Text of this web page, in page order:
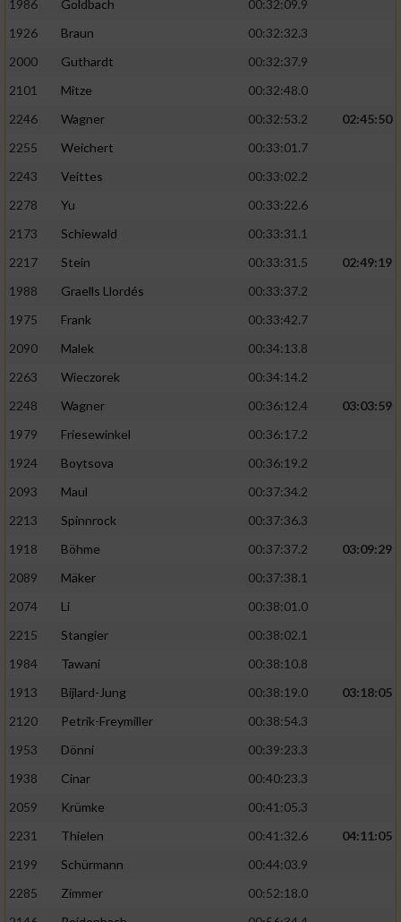
1986 Goldbach
00:32:09.9
1926
Braun
00:32:32.3
2000
Guthardt
00:32:37.9
2101
Mitze
00:32:48.0
2246
Wagner 00:32:53.2
02:45:50
2255
Weichert
00:33:01.7
2243
Veittes
00:33:02.2
2278
Yu
00:33:22.6
2173
Schiewald
00:33:31.1
2217
Stein 00:33:31.5
02:49:19
1988
Graells Llordés
00:33:37.2
1975
Frank
00:33:42.7
2090
Malek
00:34:13.8
2263
Wieczorek
00:34:14.2
2248
Wagner 00:36:12.4
03:03:59
1979
Friesewinkel
00:36:17.2
1924
Boytsova
00:36:19.2
2093
Maul
00:37:34.2
2213
Spinnrock
00:37:36.3
1918
Böhme 00:37:37.2
03:09:29
2089
Mäker
00:37:38.1
2074
Li
00:38:01.0
2215
Stangier
00:38:02.1
1984
Tawani
00:38:10.8
1913
Bijlard-Jung 00:38:19.0
03:18:05
2120
Petrik-Freymiller
00:38:54.3
1953
Dönni
00:39:23.3
1938
Cinar
00:40:23.3
2059
Krümke
00:41:05.3
2231
Thielen 00:41:32.6
04:11:05
2199
Schürmann
00:44:03.9
2285
Zimmer
00:52:18.0